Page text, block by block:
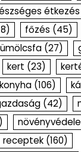
étkezés
főzés (45)
(27)
kert (23)
konyha (106)
(42)
receptek (160)